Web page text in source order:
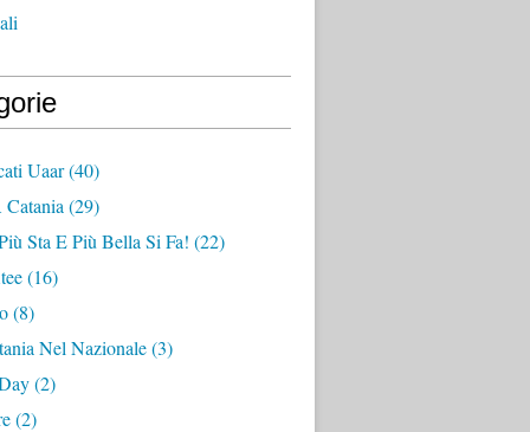
Uaar(40)
(29)
Sta E Più Bella Si Fa! (22)
(16)
(8)
Nel Nazionale(3)
(2)
(2)